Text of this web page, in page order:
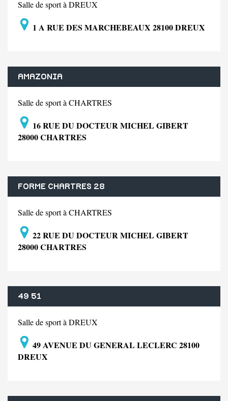
Salle de sport à DREUX
1 A RUE DES MARCHEBEAUX 28100 DREUX
AMAZONIA
Salle de sport à CHARTRES
16 RUE DU DOCTEUR MICHEL GIBERT
28000 CHARTRES
FORME CHARTRES 28
Salle de sport à CHARTRES
22 RUE DU DOCTEUR MICHEL GIBERT
28000 CHARTRES
49 51
Salle de sport à DREUX
49 AVENUE DU GENERAL LECLERC 28100
DREUX